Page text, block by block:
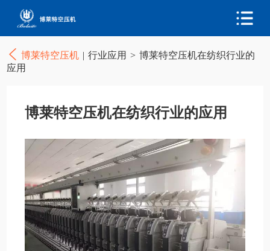
博莱特空压机 | 行业应用 > 博莱特空压机在纺织行业的
应用
博莱特空压机在纺织行业的应用